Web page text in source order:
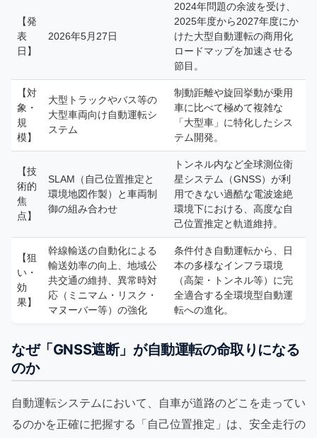
【発
表
日】
2026年5月27日
2024年問題の余波を受け、
2025年度から2027年度にか
けた大型自動運転の商用化
ロードマップを加速させる
節目。
【対
象・
規
模】
大型トラックやバス等の
大型車両向け自動運転シ
ステム
制動距離や旋回挙動が乗用
車に比べて極めて複雑な
「大型車」に特化したシス
テム開発。
【技
術的
焦
点】
SLAM（自己位置推定と
環境地図作製）と車両制
御の組み合わせ
トンネル内など全球測位衛
星システム（GNSS）が利
用できない過酷な電波途絶
環境下における、高度な自
己位置推定と軌道維持。
【狙
い・
効
果】
幹線輸送の自動化による
輸送効率の向上、地域公
共交通の維持、異常時対
応（ミニマム・リスク・
マヌーバー等）の強化
条件付き自動運転から、日
本の多様なインフラ環境
（高架・トンネル等）に完
全適合する全環境型自動運
転への進化。
なぜ「GNSS遮断」が自動運転の命取りになる
のか
自動運転システムにおいて、自車が道路のどこを走ってい
るのかを正確に把握する「自己位置推定」は、安全走行の